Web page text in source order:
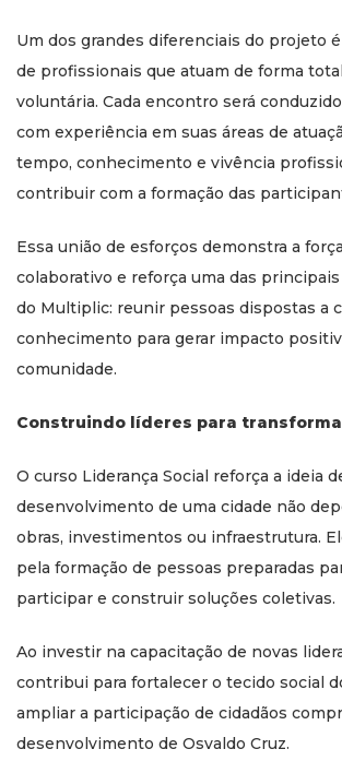
Um dos grandes diferenciais do projeto
de profissionais que atuam de forma
voluntária. Cada encontro será
com experiência em suas áreas de
tempo, conhecimento e vivência
contribuir com a formação das
Essa união de esforços demonstra a
colaborativo e reforça uma das
do Multiplic: reunir pessoas dispostas a
conhecimento para gerar impacto
comunidade.
Construindo líderes para
O curso Liderança Social reforça a ideia
desenvolvimento de uma cidade não
obras, investimentos ou infraestrutura.
pela formação de pessoas preparadas
participar e construir soluções coletivas.
Ao investir na capacitação de novas
contribui para fortalecer o tecido social
ampliar a participação de cidadãos
desenvolvimento de Osvaldo Cruz.